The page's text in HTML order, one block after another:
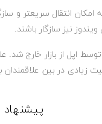
و در آن زمان توسط اپل
زیادی در بین